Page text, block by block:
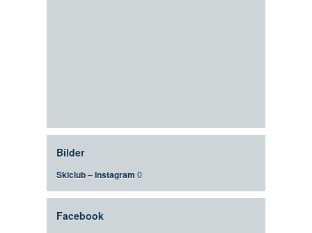
Bilder
Skiclub – Instagram 0
Facebook